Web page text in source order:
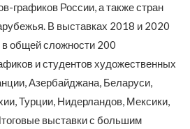
графиков России, а также стран
В выставках 2018 и 2020
в общей сложности 200
и студентов художественных
Азербайджана, Беларуси,
Турции, Нидерландов, Мексики,
выставки с большим